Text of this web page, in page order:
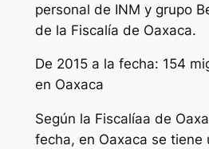
personal de INM y grupo
de la Fiscalía de Oaxaca.
De 2015 a la fecha: 154
en Oaxaca
Según la Fiscalíaa de
fecha, en Oaxaca se tiene